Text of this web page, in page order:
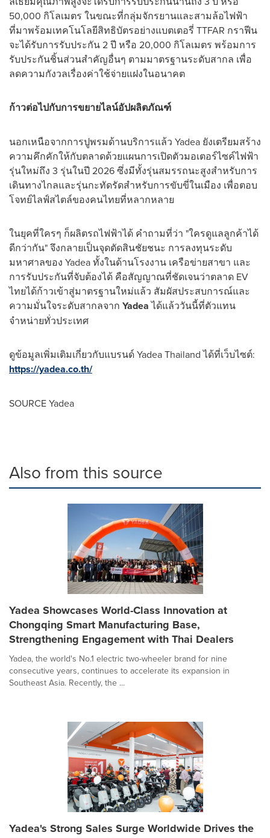
50,000 กิโลเมตร ในขณะที่กลุ่มจักรยานและสามล้อไฟฟ้า
ที่มาพร้อมเทคโนโลยีสิทธิบัตรอย่างแบตเตอรี่ TTFAR กราฟีน
จะได้รับการรับประกัน 2 ปี หรือ 20,000 กิโลเมตร พร้อมการ
รับประกันชิ้นส่วนสำคัญอื่นๆ ตามมาตรฐานระดับสากล เพื่อ
ลดความกังวลเรื่องค่าใช้จ่ายแฝงในอนาคต
ก้าวต่อไปกับการขยายไลน์อัปผลิตภัณฑ์
นอกเหนือจากการปูพรมด้านบริการแล้ว Yadea ยังเตรียมสร้าง
ความคึกคักให้กับตลาดด้วยแผนการเปิดตัวมอเตอร์ไซค์ไฟฟ้า
รุ่นใหม่ถึง 3 รุ่นในปี 2026 ซึ่งมีทั้งรุ่นสมรรถนะสูงสำหรับการ
เดินทางไกลและรุ่นกะทัดรัดสำหรับการขับขี่ในเมือง เพื่อตอบ
โจทย์ไลฟ์สไตล์ของคนไทยที่หลากหลาย
ในยุคที่ใครๆ ก็ผลิตรถไฟฟ้าได้ คำถามที่ว่า "ใครดูแลลูกค้าได้
ดีกว่ากัน" จึงกลายเป็นจุดตัดสินชัยชนะ การลงทุนระดับ
มหาศาลของ Yadea ทั้งในด้านโรงงาน เครือข่ายสาขา และ
การรับประกันที่จับต้องได้ คือสัญญาณที่ชัดเจนว่าตลาด EV
ไทยได้ก้าวเข้าสู่มาตรฐานใหม่แล้ว สัมผัสประสบการณ์และ
ความมั่นใจระดับสากลจาก Yadeaได้แล้ววันนี้ที่ตัวแทน
จำหน่ายทั่วประเทศ
ดูข้อมูลเพิ่มเติมเกี่ยวกับแบรนด์ Yadea Thailand ได้ที่เว็บไซต์:
https://yadea.co.th/
SOURCE Yadea
Also from this source
Yadea Showcases World-Class Innovation at
Chongqing Smart Manufacturing Base,
Strengthening Engagement with Thai Dealers
Yadea, the world's No.1 electric two-wheeler brand for nine
consecutive years, continues to accelerate its expansion in
Southeast Asia. Recently, the ...
Yadea's Strong Sales Surge Worldwide Drives the